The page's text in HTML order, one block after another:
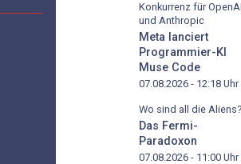
Konkurrenz für OpenAI
und Anthropic
Meta lanciert
Programmier-KI
Muse Code
07.08.2026 - 12:18 Uhr
Wo sind all die Aliens?
Das Fermi-
Paradoxon
07.08.2026 - 11:00 Uhr